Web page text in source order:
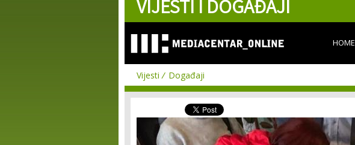
VIJESTI I DOGAĐAJI
HOME
Vijesti Događaji